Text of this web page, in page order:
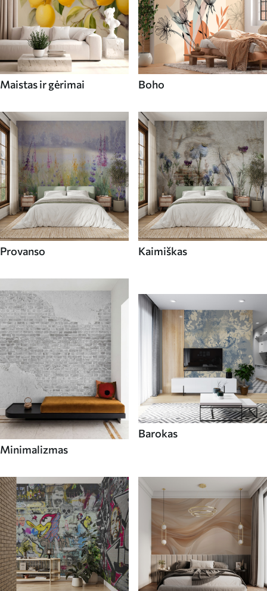
Maistas ir gėrimai Boho
Provanso Kaimiškas
Minimalizmas
Barokas